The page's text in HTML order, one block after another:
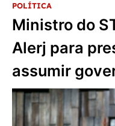
POLÍTICA
Ministro do
Alerj para
assumir